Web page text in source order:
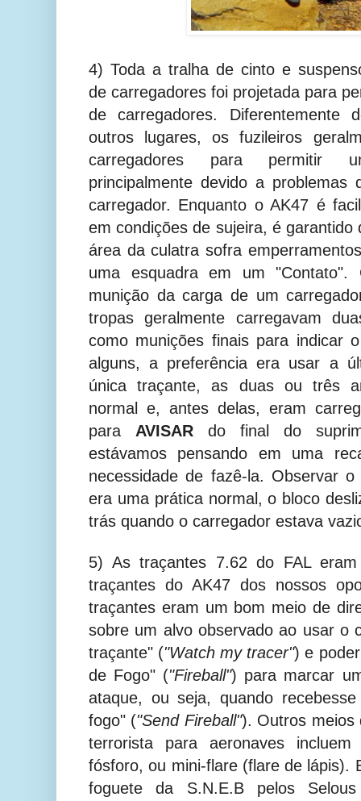
4) Toda a tralha de cinto e
de carregadores foi projetada para
de carregadores. Diferentemente
outros lugares, os fuzileiros
carregadores para permitir
principalmente devido a
carregador. Enquanto o AK47 é
em condições de sujeira, é
área da culatra sofra
uma esquadra em um "Contato".
munição da carga de um
tropas geralmente carregavam
como munições finais para indicar
alguns, a preferência era usar a
única traçante, as duas ou três
normal e, antes delas, eram
para AVISAR do final do
estávamos pensando em uma
necessidade de fazê-la. Observar
era uma prática normal, o bloco
trás quando o carregador estava
5) As traçantes 7.62 do FAL
traçantes do AK47 dos nossos
traçantes eram um bom meio de
sobre um alvo observado ao usar o
traçante" ("Watch my tracer") e
de Fogo" ("Fireball") para marcar
ataque, ou seja, quando
fogo" ("Send Fireball"). Outros meios
terrorista para aeronaves
fósforo, ou mini-flare (flare de lápis).
foguete da S.N.E.B pelos